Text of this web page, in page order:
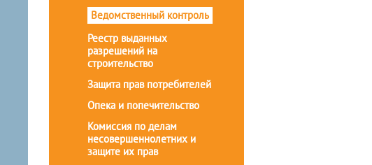
Ведомственный контроль
Реестр выданных
разрешений на
строительство
Защита прав потребителей
Опека и попечительство
Комиссия по делам
несовершеннолетних и
защите их прав